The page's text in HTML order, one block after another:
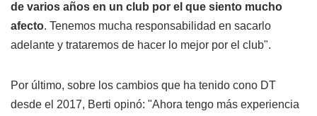
de varios años en un club por el que siento mucho
afecto. Tenemos mucha responsabilidad en sacarlo
adelante y trataremos de hacer lo mejor por el club".
Por último, sobre los cambios que ha tenido cono DT
desde el 2017, Berti opinó: "Ahora tengo más experiencia